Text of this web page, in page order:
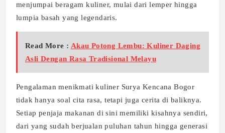
menjumpai beragam kuliner, mulai dari lemper hingga
lumpia basah yang legendaris.
Read More : Akau Potong Lembu: Kuliner Daging
Asli Dengan Rasa Tradisional Melayu
Pengalaman menikmati kuliner Surya Kencana Bogor
tidak hanya soal cita rasa, tetapi juga cerita di baliknya.
Setiap penjaja makanan di sini memiliki kisahnya sendiri,
dari yang sudah berjualan puluhan tahun hingga generasi